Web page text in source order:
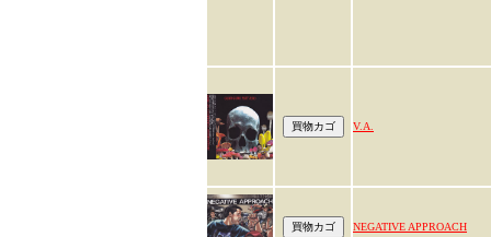
V.A.
NEGATIVE APPROACH